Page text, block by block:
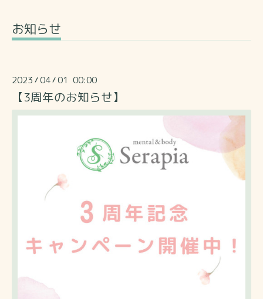
お知らせ
2023 /04/01 00:00
【3周年のお知らせ】